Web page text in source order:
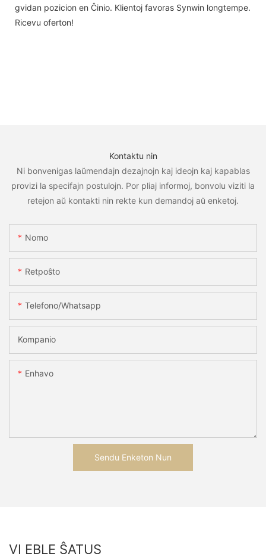
gvidan pozicion en Ĉinio. Klientoj favoras Synwin longtempe.
Ricevu oferton!
Kontaktu nin
Ni bonvenigas laŭmendajn dezajnojn kaj ideojn kaj kapablas
provizi la specifajn postulojn. Por pliaj informoj, bonvolu viziti la
retejon aŭ kontakti nin rekte kun demandoj aŭ enketoj.
Nomo
Retpoŝto
Telefono/whatsapp
Kompanio
Enhavo
Sendu Enketon Nun
VI EBLE ŜATUS